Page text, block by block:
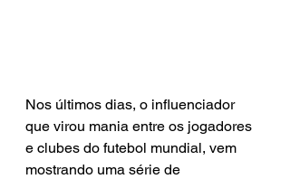
Nos últimos dias, o influenciador
que virou mania entre os jogadores
e clubes do futebol mundial, vem
mostrando uma série de